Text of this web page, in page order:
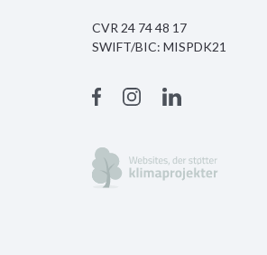
CVR 24 74 48 17
SWIFT/BIC: MISPDK21